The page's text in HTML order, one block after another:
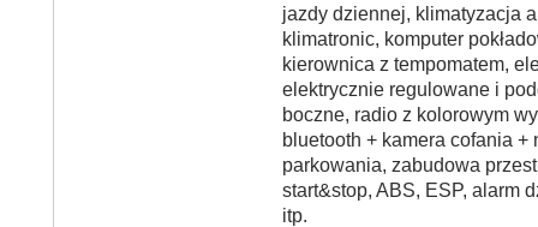
jazdy dziennej, klimatyzacja
klimatronic, komputer
kierownica z tempomatem,
elektrycznie regulowane i
boczne, radio z kolorowym
bluetooth + kamera cofania
parkowania, zabudowa
start&stop, ABS, ESP, alarm
itp.